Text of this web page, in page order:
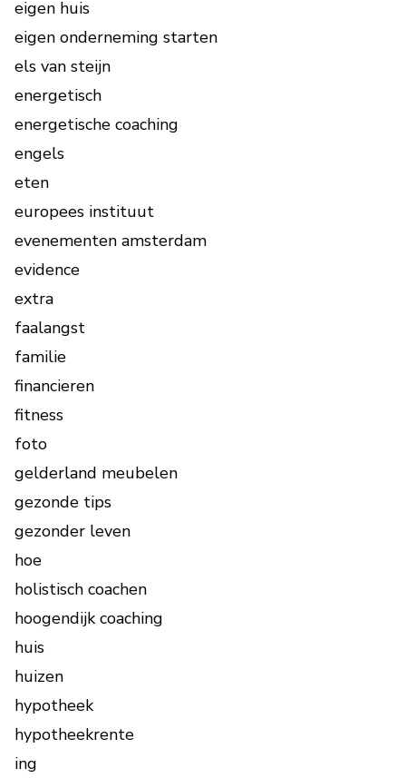
eigen huis
eigen onderneming starten
els van steijn
energetisch
energetische coaching
engels
eten
europees instituut
evenementen amsterdam
evidence
extra
faalangst
familie
financieren
fitness
foto
gelderland meubelen
gezonde tips
gezonder leven
hoe
holistisch coachen
hoogendijk coaching
huis
huizen
hypotheek
hypotheekrente
ing